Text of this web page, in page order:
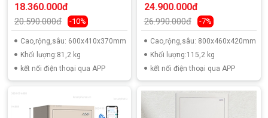
18.360.000đ
20.590.000đ -10%
Cao,rộng,sâu: 600x410x370mm
Khối lượng:81,2 kg
kết nối điện thoại qua APP
24.900.000đ
26.990.000đ -7%
Cao,rộng,sâu: 800x460x420mm
Khối lượng:115,2 kg
kết nối điện thoại qua APP